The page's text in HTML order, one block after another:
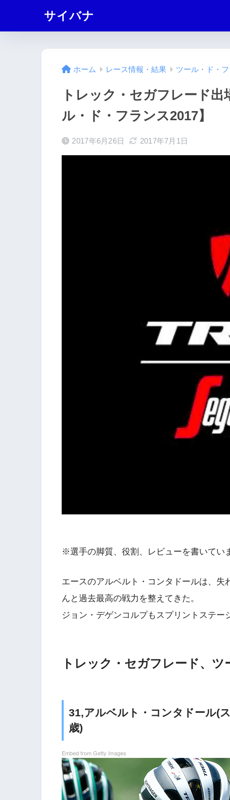
サイバナ
ホーム レース情報・結果 ツール・ド・
トレック・セガフレード
ル・ド・フランス2017】
2017年6月26日 2017年7月1日
※選手の脚質、役割、レビューを書いてい
エースのアルベルト・コンタドールは、失
んと過去最高の戦力を整えてきた。
ジョン・デゲンコルプもスプリントステー
トレック・セガフレード、ツ
31,アルベルト・コンタドール(
歳)
Embed from Getty Images